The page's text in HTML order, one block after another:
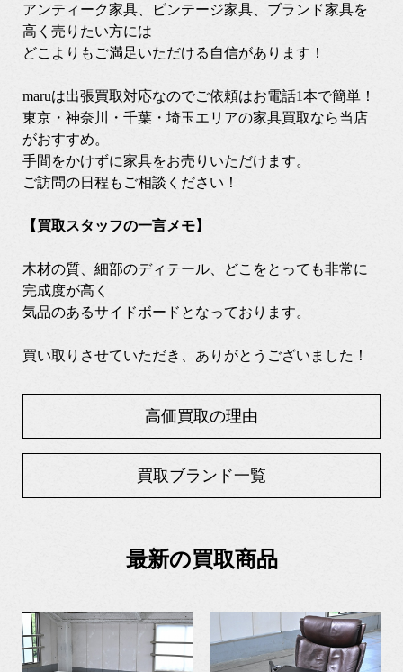
アンティーク家具、ビンテージ家具、ブランド家具を
高く売りたい方には
どこよりもご満足いただける自信があります！
maruは出張買取対応なのでご依頼はお電話1本で簡単！
東京・神奈川・千葉・埼玉エリアの家具買取なら当店
がおすすめ。
手間をかけずに家具をお売りいただけます。
ご訪問の日程もご相談ください！
【買取スタッフの一言メモ】
木材の質、細部のディテール、どこをとっても非常に
完成度が高く
気品のあるサイドボードとなっております。
買い取りさせていただき、ありがとうございました！
高価買取の理由
買取ブランド一覧
最新の買取商品